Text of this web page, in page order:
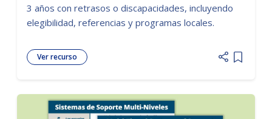
3 años con retrasos o discapacidades, incluyendo
elegibilidad, referencias y programas locales.
Ver recurso
Add